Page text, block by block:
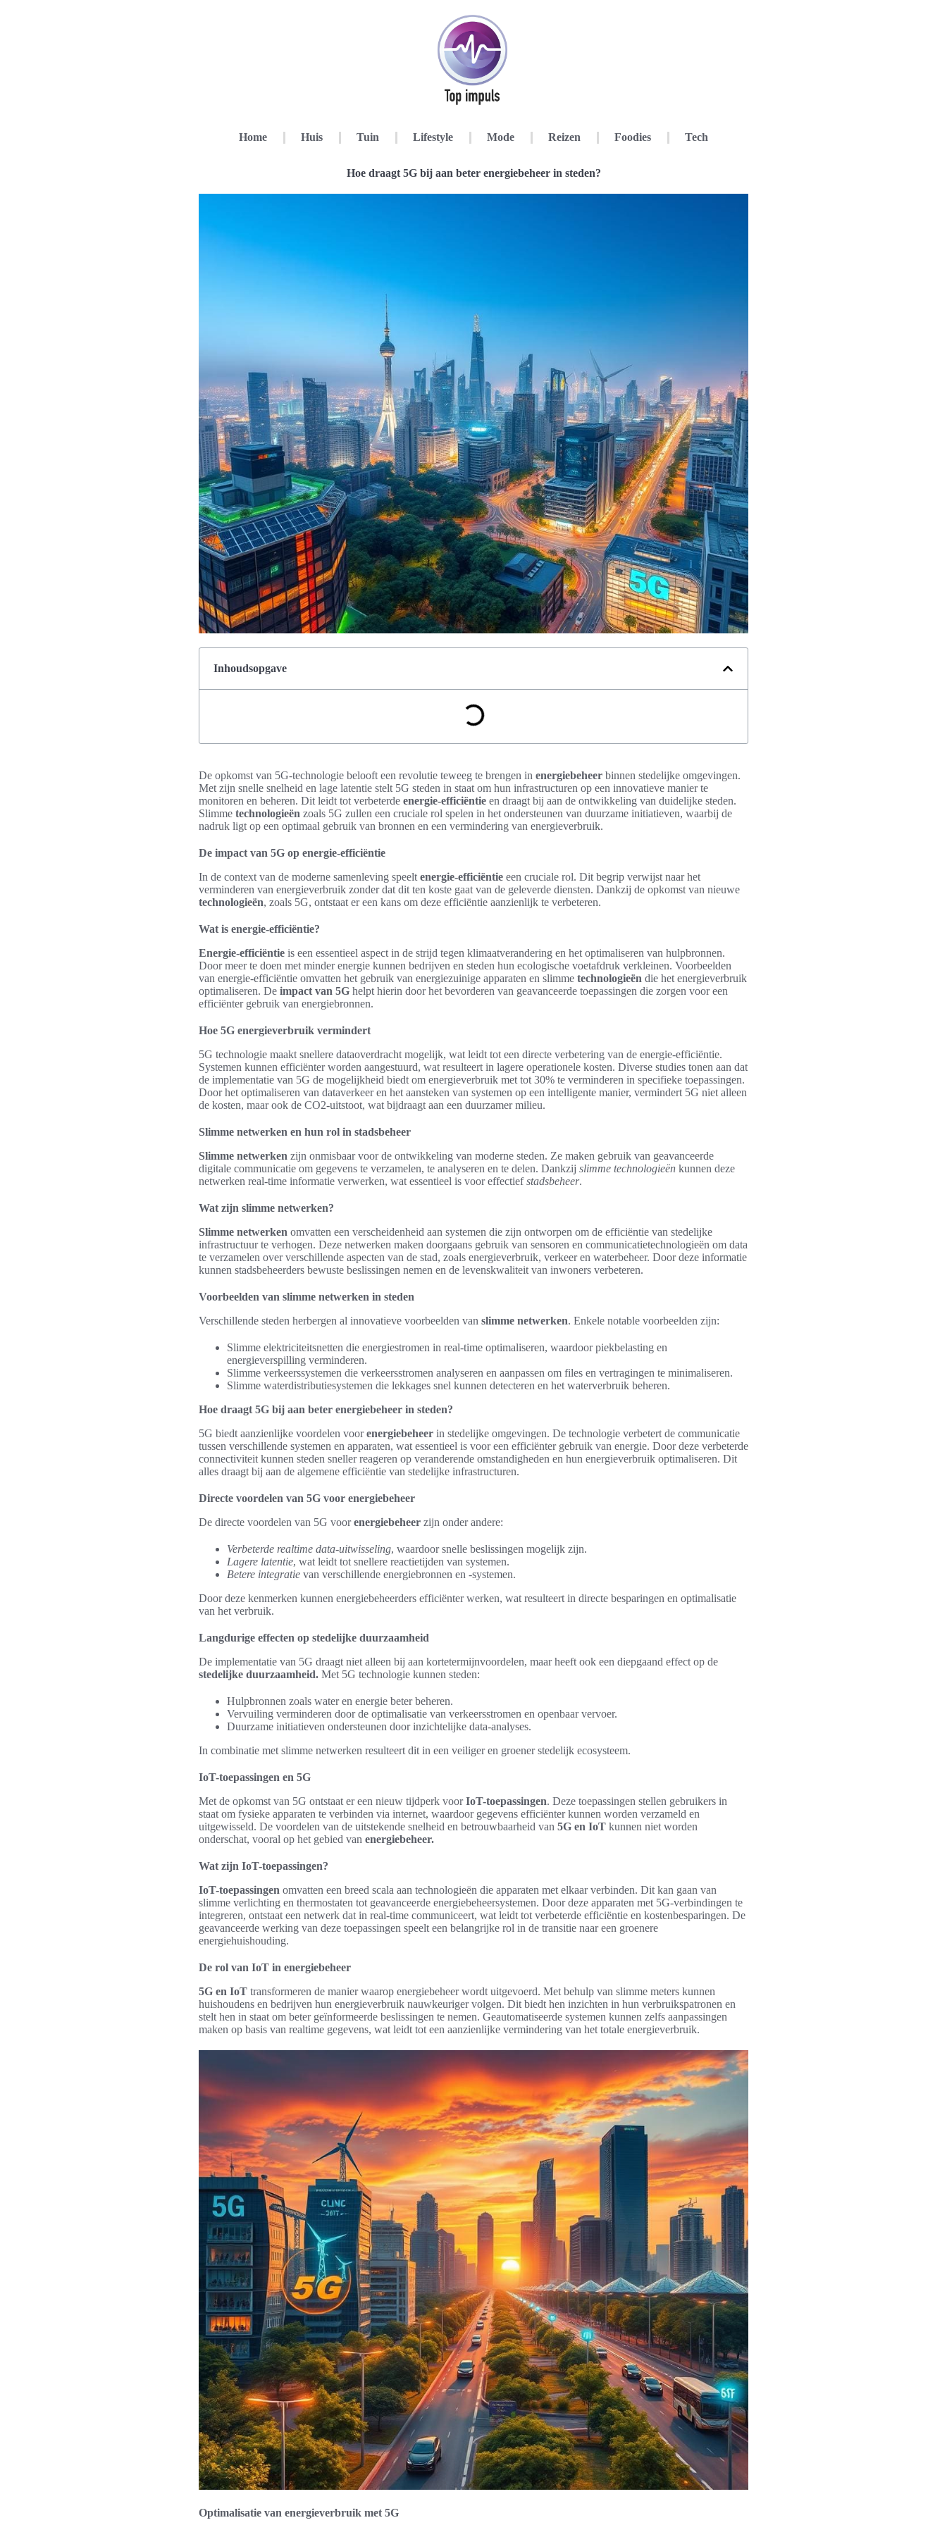
Home Huis Tuin Lifestyle Mode Reizen Foodies Tech
Hoe draagt 5G bij aan beter energiebeheer in steden?
Inhoudsopgave
De opkomst van 5G-technologie belooft een revolutie teweeg te brengen in energiebeheer binnen stedelijke omgevingen.
Met zijn snelle snelheid en lage latentie stelt 5G steden in staat om hun infrastructuren op een innovatieve manier te
monitoren en beheren. Dit leidt tot verbeterde energie-efficiëntie en draagt bij aan de ontwikkeling van duidelijke steden.
Slimme technologieën zoals 5G zullen een cruciale rol spelen in het ondersteunen van duurzame initiatieven, waarbij de
nadruk ligt op een optimaal gebruik van bronnen en een vermindering van energieverbruik.
De impact van 5G op energie-efficiëntie
In de context van de moderne samenleving speelt energie-efficiëntie een cruciale rol. Dit begrip verwijst naar het
verminderen van energieverbruik zonder dat dit ten koste gaat van de geleverde diensten. Dankzij de opkomst van nieuwe
technologieën, zoals 5G, ontstaat er een kans om deze efficiëntie aanzienlijk te verbeteren.
Wat is energie-efficiëntie?
Energie-efficiëntie is een essentieel aspect in de strijd tegen klimaatverandering en het optimaliseren van hulpbronnen.
Door meer te doen met minder energie kunnen bedrijven en steden hun ecologische voetafdruk verkleinen. Voorbeelden
van energie-efficiëntie omvatten het gebruik van energiezuinige apparaten en slimme technologieën die het energieverbruik
optimaliseren. De impact van 5G helpt hierin door het bevorderen van geavanceerde toepassingen die zorgen voor een
efficiënter gebruik van energiebronnen.
Hoe 5G energieverbruik vermindert
5G technologie maakt snellere dataoverdracht mogelijk, wat leidt tot een directe verbetering van de energie-efficiëntie.
Systemen kunnen efficiënter worden aangestuurd, wat resulteert in lagere operationele kosten. Diverse studies tonen aan dat
de implementatie van 5G de mogelijkheid biedt om energieverbruik met tot 30% te verminderen in specifieke toepassingen.
Door het optimaliseren van dataverkeer en het aansteken van systemen op een intelligente manier, vermindert 5G niet alleen
de kosten, maar ook de CO2-uitstoot, wat bijdraagt aan een duurzamer milieu.
Slimme netwerken en hun rol in stadsbeheer
Slimme netwerken zijn onmisbaar voor de ontwikkeling van moderne steden. Ze maken gebruik van geavanceerde
digitale communicatie om gegevens te verzamelen, te analyseren en te delen. Dankzij slimme technologieën kunnen deze
netwerken real-time informatie verwerken, wat essentieel is voor effectiefstadsbeheer.
Wat zijn slimme netwerken?
Slimme netwerken omvatten een verscheidenheid aan systemen die zijn ontworpen om de efficiëntie van stedelijke
infrastructuur te verhogen. Deze netwerken maken doorgaans gebruik van sensoren en communicatietechnologieën om data
te verzamelen over verschillende aspecten van de stad, zoals energieverbruik, verkeer en waterbeheer. Door deze informatie
kunnen stadsbeheerders bewuste beslissingen nemen en de levenskwaliteit van inwoners verbeteren.
Voorbeelden van slimme netwerken in steden
Verschillende steden herbergen al innovatieve voorbeelden van slimme netwerken. Enkele notable voorbeelden zijn:
Slimme elektriciteitsnetten die energiestromen in real-time optimaliseren, waardoor piekbelasting en
energieverspilling verminderen.
Slimme verkeerssystemen die verkeersstromen analyseren en aanpassen om files en vertragingen te minimaliseren.
Slimme waterdistributiesystemen die lekkages snel kunnen detecteren en het waterverbruik beheren.
Hoe draagt 5G bij aan beter energiebeheer in steden?
5G biedt aanzienlijke voordelen voorenergiebeheer in stedelijke omgevingen. De technologie verbetert de communicatie
tussen verschillende systemen en apparaten, wat essentieel is voor een efficiënter gebruik van energie. Door deze verbeterde
connectiviteit kunnen steden sneller reageren op veranderende omstandigheden en hun energieverbruik optimaliseren. Dit
alles draagt bij aan de algemene efficiëntie van stedelijke infrastructuren.
Directe voordelen van 5G voor energiebeheer
De directe voordelen van 5G voorenergiebeheer zijn onder andere:
Verbeterde realtime data-uitwisseling, waardoor snelle beslissingen mogelijk zijn.
Lagere latentie, wat leidt tot snellere reactietijden van systemen.
Betere integratie van verschillende energiebronnen en -systemen.
Door deze kenmerken kunnen energiebeheerders efficiënter werken, wat resulteert in directe besparingen en optimalisatie
van het verbruik.
Langdurige effecten op stedelijke duurzaamheid
De implementatie van 5G draagt niet alleen bij aan kortetermijnvoordelen, maar heeft ook een diepgaand effect op de
stedelijke duurzaamheid. Met 5G technologie kunnen steden:
Hulpbronnen zoals water en energie beter beheren.
Vervuiling verminderen door de optimalisatie van verkeersstromen en openbaar vervoer.
Duurzame initiatieven ondersteunen door inzichtelijke data-analyses.
In combinatie met slimme netwerken resulteert dit in een veiliger en groener stedelijk ecosysteem.
IoT-toepassingen en 5G
Met de opkomst van 5G ontstaat er een nieuw tijdperk voorIoT-toepassingen. Deze toepassingen stellen gebruikers in
staat om fysieke apparaten te verbinden via internet, waardoor gegevens efficiënter kunnen worden verzameld en
uitgewisseld. De voordelen van de uitstekende snelheid en betrouwbaarheid van 5G en IoT kunnen niet worden
onderschat, vooral op het gebied van energiebeheer.
Wat zijn IoT-toepassingen?
IoT-toepassingen omvatten een breed scala aan technologieën die apparaten met elkaar verbinden. Dit kan gaan van
slimme verlichting en thermostaten tot geavanceerde energiebeheersystemen. Door deze apparaten met 5G-verbindingen te
integreren, ontstaat een netwerk dat in real-time communiceert, wat leidt tot verbeterde efficiëntie en kostenbesparingen. De
geavanceerde werking van deze toepassingen speelt een belangrijke rol in de transitie naar een groenere
energiehuishouding.
De rol van IoT in energiebeheer
5G en IoT transformeren de manier waarop energiebeheer wordt uitgevoerd. Met behulp van slimme meters kunnen
huishoudens en bedrijven hun energieverbruik nauwkeuriger volgen. Dit biedt hen inzichten in hun verbruikspatronen en
stelt hen in staat om beter geïnformeerde beslissingen te nemen. Geautomatiseerde systemen kunnen zelfs aanpassingen
maken op basis van realtime gegevens, wat leidt tot een aanzienlijke vermindering van het totale energieverbruik.
Optimalisatie van energieverbruik met 5G